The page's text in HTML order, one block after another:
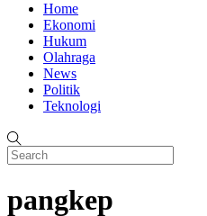
Home
Ekonomi
Hukum
Olahraga
News
Politik
Teknologi
pangkep